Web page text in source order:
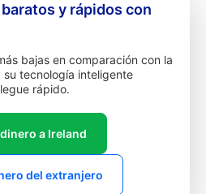
y rápidos con
bajas en comparación con la
tecnología inteligente
rápido.
a Ireland
del extranjero